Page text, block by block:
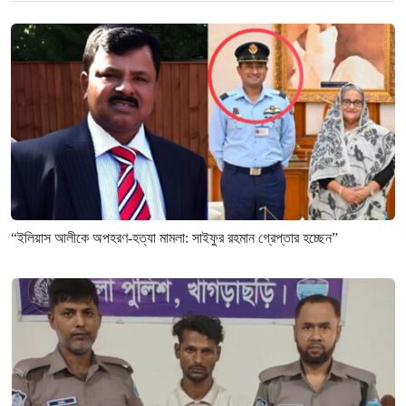
“ইলিয়াস আলীকে অপহরণ-হত্যা মামলা: সাইফুর রহমান গ্রেপ্তার হচ্ছেন”